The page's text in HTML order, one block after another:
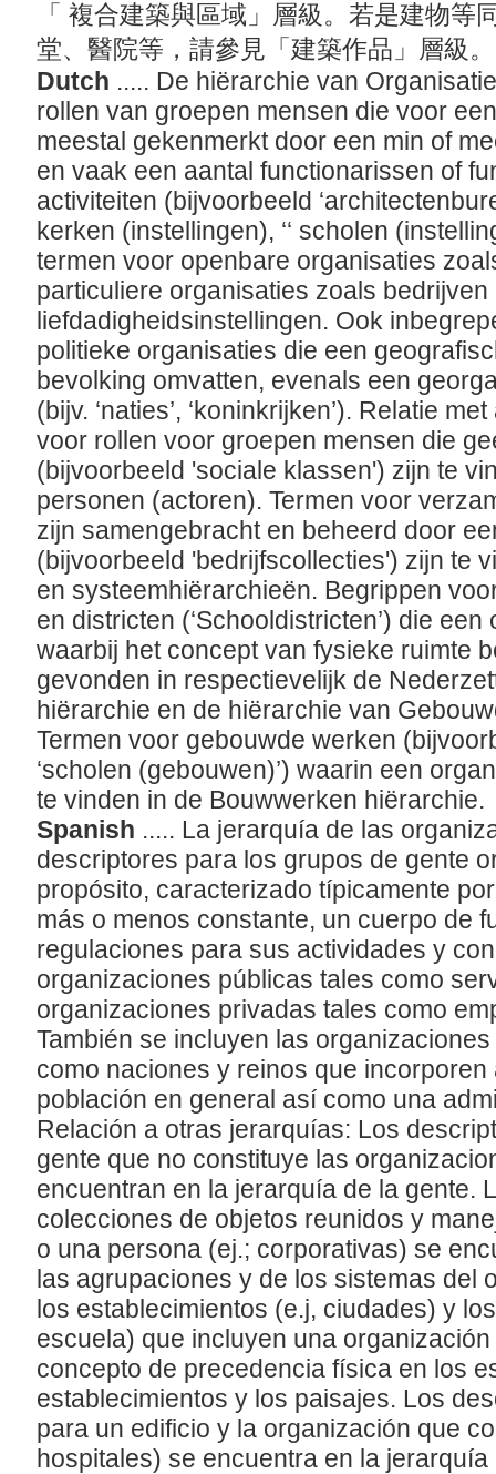
「 複合建築與區域」層級。若是建物等
堂、醫院等，請參見「建築作品」層級
Dutch ..... De hiërarchie van
rollen van groepen mensen die voor
meestal gekenmerkt door een min of
en vaak een aantal functionarissen of
activiteiten (bijvoorbeeld
kerken (instellingen), ‘‘ scholen
termen voor openbare organisaties
particuliere organisaties zoals
liefdadigheidsinstellingen. Ook
politieke organisaties die een
bevolking omvatten, evenals een
(bijv. ‘naties’, ‘koninkrijken’). Relatie
voor rollen voor groepen mensen die
(bijvoorbeeld 'sociale klassen') zijn te
personen (actoren). Termen voor
zijn samengebracht en beheerd door
(bijvoorbeeld 'bedrijfscollecties') zijn te
en systeemhiërarchieën. Begrippen
en districten (‘Schooldistricten’) die
waarbij het concept van fysieke ruimte
gevonden in respectievelijk de
hiërarchie en de hiërarchie van
Termen voor gebouwde werken
‘scholen (gebouwen)’) waarin een
te vinden in de Bouwwerken hiërarchie.
Spanish ..... La jerarquía de las
descriptores para los grupos de gente
propósito, caracterizado típicamente
más o menos constante, un cuerpo de
regulaciones para sus actividades y
organizaciones públicas tales como
organizaciones privadas tales como
También se incluyen las
como naciones y reinos que
población en general así como una
Relación a otras jerarquías: Los
gente que no constituye las
encuentran en la jerarquía de la gente.
colecciones de objetos reunidos y
o una persona (ej.; corporativas) se
las agrupaciones y de los sistemas del
los establecimientos (e.j, ciudades) y
escuela) que incluyen una
concepto de precedencia física en los
establecimientos y los paisajes. Los
para un edificio y la organización que
hospitales) se encuentra en la